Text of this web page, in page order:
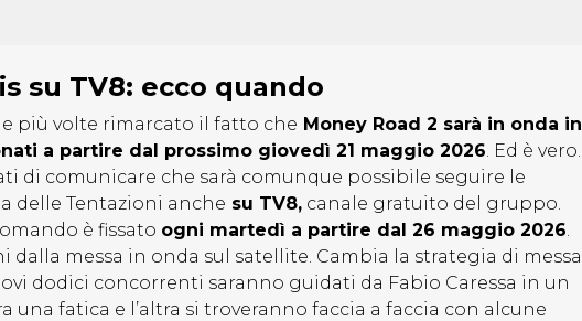
su TV8: ecco quando
più volte rimarcato il fatto che Money Road 2 sarà in onda in
a partire dal prossimo giovedì 21 maggio 2026 . Ed è vero.
di comunicare che sarà comunque possibile seguire le
delle Tentazioni anche su TV8, canale gratuito del gruppo.
è fissato ogni martedì a partire dal 26 maggio 2026
messa in onda sul satellite. Cambia la strategia di messa
dodici concorrenti saranno guidati da Fabio Caressa in un
una fatica e l’altra si troveranno faccia a faccia con alcune